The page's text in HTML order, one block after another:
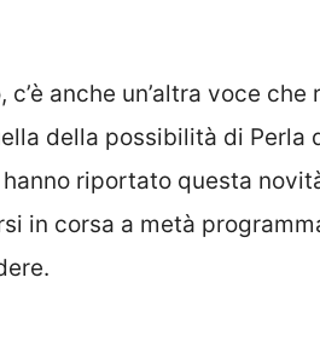
anche un’altra voce
della possibilità di Perla
riportato questa
in corsa a metà